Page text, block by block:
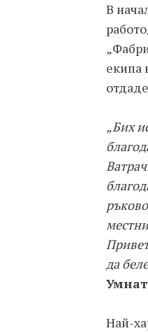
В
екипа
„Бих
да
Най-